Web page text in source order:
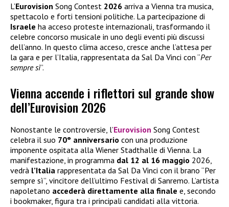
L’Eurovision Song Contest 2026 arriva a Vienna tra musica,
spettacolo e forti tensioni politiche. La partecipazione di
Israele ha acceso proteste internazionali, trasformando il
celebre concorso musicale in uno degli eventi più discussi
dell’anno. In questo clima acceso, cresce anche l’attesa per
la gara e per l’Italia, rappresentata da Sal Da Vinci con “Per
sempre sì”.
Vienna accende i riflettori sul grande show
dell’Eurovision 2026
Nonostante le controversie, l’Eurovision Song Contest
celebra il suo 70° anniversario con una produzione
imponente ospitata alla Wiener Stadthalle di Vienna. La
manifestazione, in programma dal 12 al 16 maggio 2026,
vedrà l’Italia rappresentata da Sal Da Vinci con il brano “Per
sempre sì”, vincitore dell’ultimo Festival di Sanremo. L’artista
napoletano accederà direttamente alla finale e, secondo
i bookmaker, figura tra i principali candidati alla vittoria.